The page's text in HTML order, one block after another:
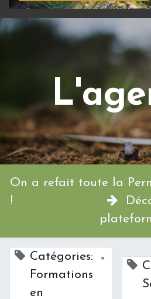
On a refait toute la
!
Catégories:
Formations
en
×